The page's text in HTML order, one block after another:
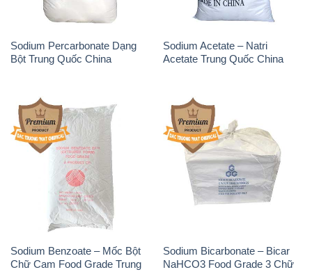
Sodium Benzoate – Mốc Bột
Chữ Cam Food Grade Trung
Quốc China
Sodium Bicarbonate – Bicar
NaHCO3 Food Grade 3 Chữ
GGG Bao Jumbo ( Bành )
Trung Quốc China